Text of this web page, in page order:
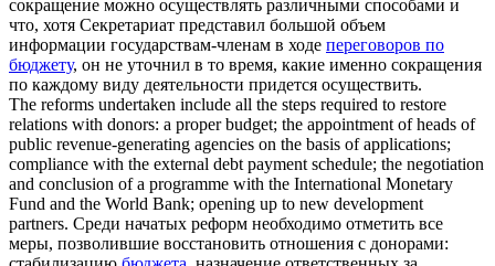
сокращение можно осуществлять различными способами и
что, хотя Секретариат представил большой объем
информации государствам-членам в ходе переговоров по
бюджету, он не уточнил в то время, какие именно сокращения
по каждому виду деятельности придется осуществить.
The reforms undertaken include all the steps required to restore
relations with donors: a properbudget; the appointment of heads of
public revenue-generating agencies on the basis of applications;
compliance with the external debt payment schedule; the negotiation
and conclusion of a programme with the International Monetary
Fund and the World Bank; opening up to new development
partners. Среди начатых реформ необходимо отметить все
меры, позволившие восстановить отношения с донорами: